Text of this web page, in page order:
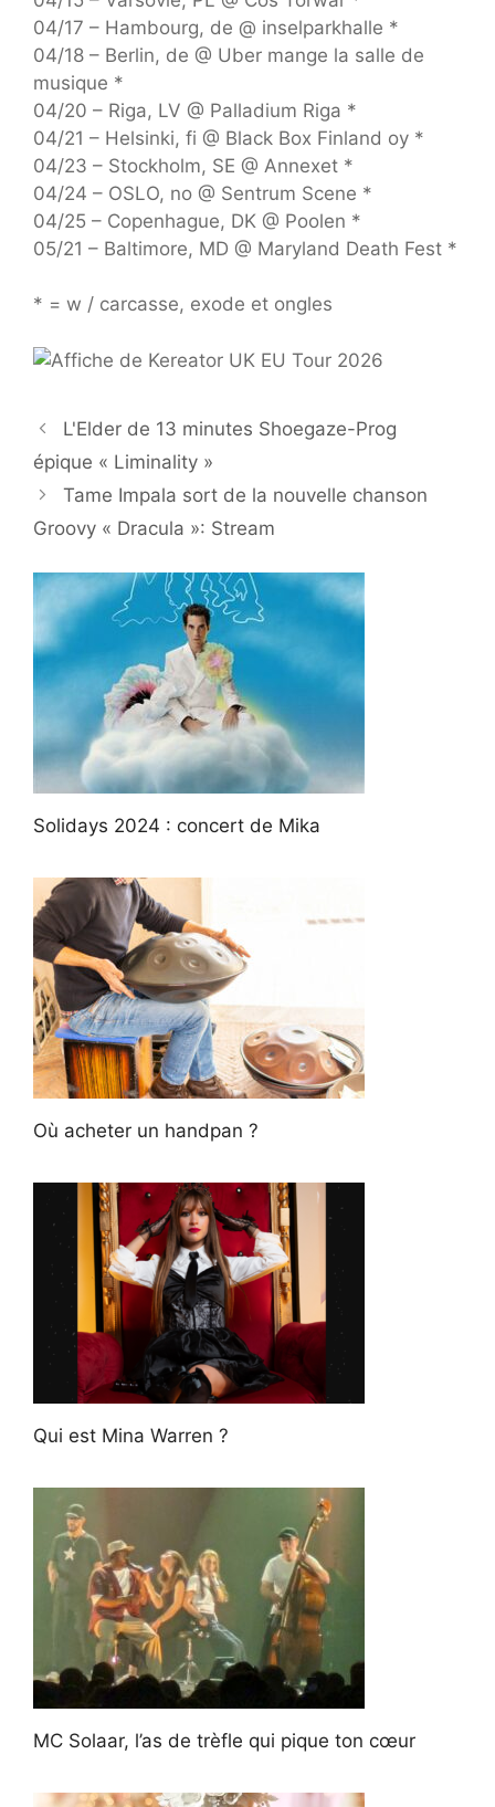
04/17 – Hambourg, de @ inselparkhalle *
04/18 – Berlin, de @ Uber mange la salle de
musique *
04/20 – Riga, LV @ Palladium Riga *
04/21 – Helsinki, fi @ Black Box Finland oy *
04/23 – Stockholm, SE @ Annexet *
04/24 – OSLO, no @ Sentrum Scene *
04/25 – Copenhague, DK @ Poolen *
05/21 – Baltimore, MD @ Maryland Death Fest *
* = w / carcasse, exode et ongles
L'Elder de 13 minutes Shoegaze-Prog
épique « Liminality »
Tame Impala sort de la nouvelle chanson
Groovy « Dracula »: Stream
Solidays 2024 : concert de Mika
Où acheter un handpan ?
Qui est Mina Warren ?
MC Solaar, l’as de trèfle qui pique ton cœur